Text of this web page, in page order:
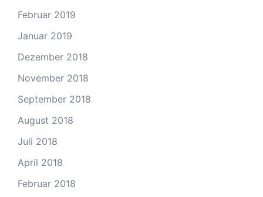
Februar 2019
Januar 2019
Dezember 2018
November 2018
September 2018
August 2018
Juli 2018
April 2018
Februar 2018